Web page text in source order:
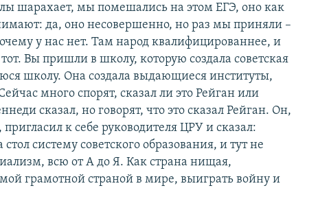
шарахает, мы помешались на этом ЕГЭ, оно как
да, оно несовершенно, но раз мы приняли –
у нас нет. Там народ квалифицированнее, и
Вы пришли в школу, которую создала советская
школу. Она создала выдающиеся институты,
много спорят, сказал ли это Рейган или
сказал, но говорят, что это сказал Рейган. Он,
к себе руководителя ЦРУ и сказал:
систему советского образования, и тут не
всю от А до Я. Как страна нищая,
грамотной страной в мире, выиграть войну и